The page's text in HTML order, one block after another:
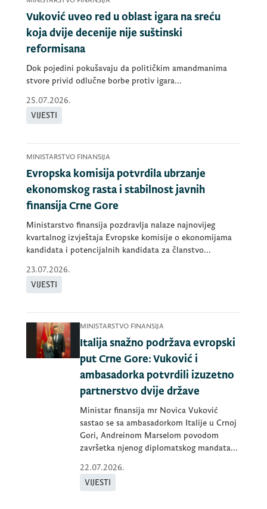
Vuković uveo red u oblast igara na sreću
koja dvije decenije nije suštinski
reformisana
Dok pojedini pokušavaju da političkim amandmanima
stvore privid odlučne borbe protiv igara...
25.07.2026.
VIJESTI
MINISTARSTVO FINANSIJA
Evropska komisija potvrdila ubrzanje
ekonomskog rasta i stabilnost javnih
finansija Crne Gore
Ministarstvo finansija pozdravlja nalaze najnovijeg
kvartalnog izvještaja Evropske komisije o ekonomijama
kandidata i potencijalnih kandidata za članstvo...
23.07.2026.
VIJESTI
MINISTARSTVO FINANSIJA
Italija snažno podržava evropski
put Crne Gore: Vuković i
ambasadorka potvrdili izuzetno
partnerstvo dvije države
Ministar finansija mr Novica Vuković
sastao se sa ambasadorkom Italije u Crnoj
Gori, Andreinom Marselom povodom
završetka njenog diplomatskog mandata...
22.07.2026.
VIJESTI